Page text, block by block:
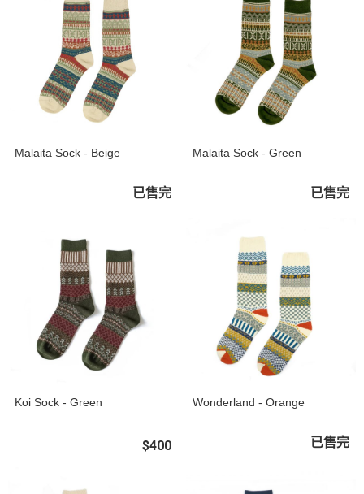
Malaita Sock - Beige
已售完
Malaita Sock - Green
已售完
Koi Sock - Green
$400
Wonderland - Orange
已售完